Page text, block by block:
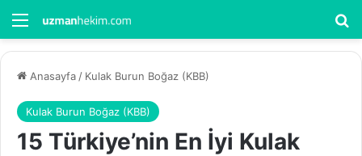
Menü
Anasayfa / Kulak Burun Boğaz (KBB)
Kulak Burun Boğaz (KBB)
15 Türkiye’nin En İyi Kulak